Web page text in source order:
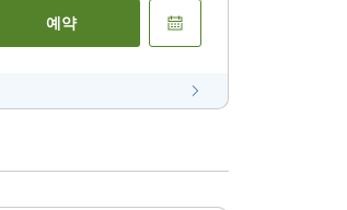
예약